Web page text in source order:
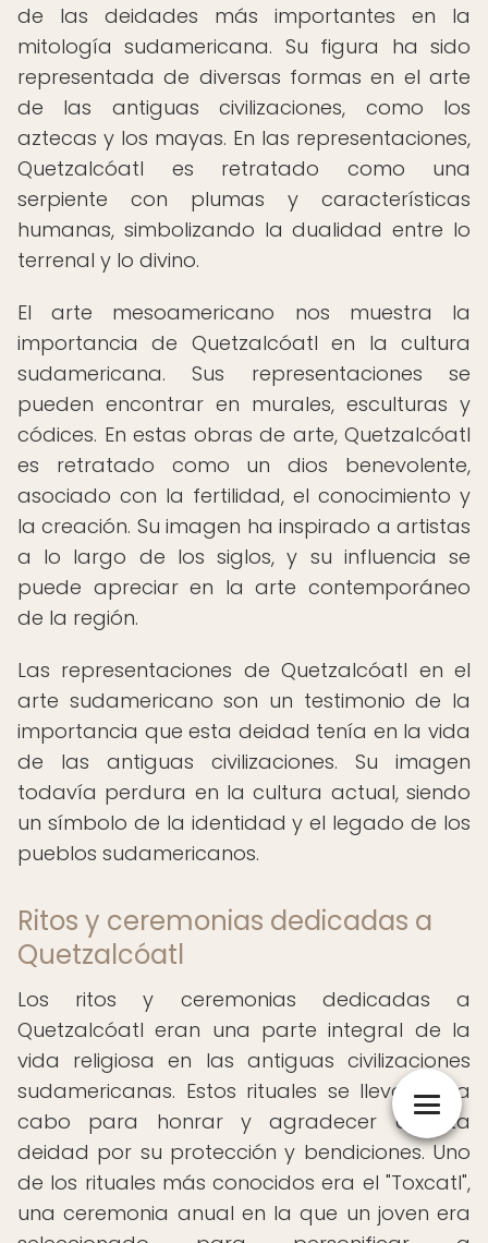
de las deidades más importantes en la
mitología sudamericana. Su figura ha sido
representada de diversas formas en el arte
de las antiguas civilizaciones, como los
aztecas y los mayas. En las representaciones,
Quetzalcóatl es retratado como una
serpiente con plumas y características
humanas, simbolizando la dualidad entre lo
terrenal y lo divino.
El arte mesoamericano nos muestra la
importancia de Quetzalcóatl en la cultura
sudamericana. Sus representaciones se
pueden encontrar en murales, esculturas y
códices. En estas obras de arte, Quetzalcóatl
es retratado como un dios benevolente,
asociado con la fertilidad, el conocimiento y
la creación. Su imagen ha inspirado a artistas
a lo largo de los siglos, y su influencia se
puede apreciar en la arte contemporáneo
de la región.
Las representaciones de Quetzalcóatl en el
arte sudamericano son un testimonio de la
importancia que esta deidad tenía en la vida
de las antiguas civilizaciones. Su imagen
todavía perdura en la cultura actual, siendo
un símbolo de la identidad y el legado de los
pueblos sudamericanos.
Ritos y ceremonias dedicadas a
Quetzalcóatl
Los ritos y ceremonias dedicadas a
Quetzalcóatl eran una parte integral de la
vida religiosa en las antiguas civilizaciones
sudamericanas. Estos rituales se llevaban a
cabo para honrar y agradecer a esta
deidad por su protección y bendiciones. Uno
de los rituales más conocidos era el "Toxcatl",
una ceremonia anual en la que un joven era